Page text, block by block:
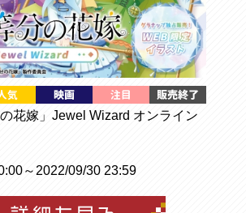
花嫁」Jewel Wizard オンライン
～2022/09/30 23:59